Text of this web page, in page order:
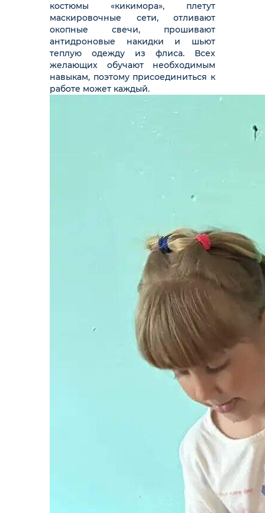
костюмы «кикимора», плетут
маскировочные сети, отливают
окопные свечи, прошивают
антидроновые накидки и шьют
теплую одежду из флиса. Всех
желающих обучают необходимым
навыкам, поэтому присоединиться к
работе может каждый.